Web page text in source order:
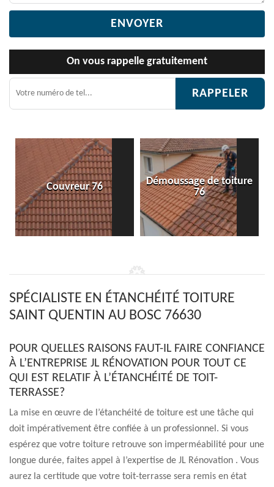
On vous rappelle gratuitement
Couvreur 76
Démoussage de toiture
76
SPÉCIALISTE EN ÉTANCHÉITÉ TOITURE
SAINT QUENTIN AU BOSC 76630
POUR QUELLES RAISONS FAUT-IL FAIRE CONFIANCE
À L’ENTREPRISE JL RÉNOVATION POUR TOUT CE
QUI EST RELATIF À L’ÉTANCHÉITÉ DE TOIT-
TERRASSE?
La mise en œuvre de l’étanchéité de toiture est une tâche qui
doit impérativement être confiée à un professionnel. Si vous
espérez que votre toiture retrouve son imperméabilité pour une
longue durée, faites appel à l’expertise de JL Rénovation . Vous
aurez la certitude que votre toit-terrasse sera remis en état